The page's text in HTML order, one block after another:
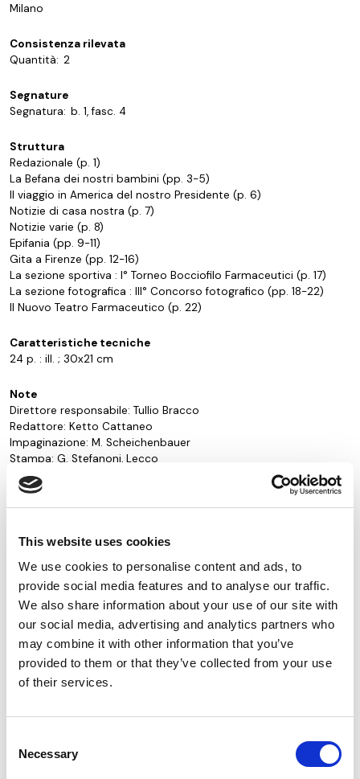
This website uses cookies
We use cookies to personalise content and ads, to
provide social media features and to analyse our traffic.
We also share information about your use of our site with
our social media, advertising and analytics partners who
may combine it with other information that you’ve
provided to them or that they’ve collected from your use
of their services.
Selection
Necessary
Milano
Consistenza rilevata
Quantità: 2
Segnature
Segnatura: b. 1, fasc. 4
Struttura
Redazionale (p. 1)
La Befana dei nostri bambini (pp. 3-5)
Il viaggio in America del nostro Presidente (p. 6)
Notizie di casa nostra (p. 7)
Notizie varie (p. 8)
Epifania (pp. 9-11)
Gita a Firenze (pp. 12-16)
La sezione sportiva : I° Torneo Bocciofilo Farmaceutici (p. 17)
La sezione fotografica : III° Concorso fotografico (pp. 18-22)
Il Nuovo Teatro Farmaceutico (p. 22)
Caratteristiche tecniche
24 p. : ill. ; 30x21 cm
Note
Direttore responsabile: Tullio Bracco
Redattore: Ketto Cattaneo
Impaginazione: M. Scheichenbauer
Stampa: G. Stefanoni, Lecco
Zinchi: Cliché Arte, Lecco